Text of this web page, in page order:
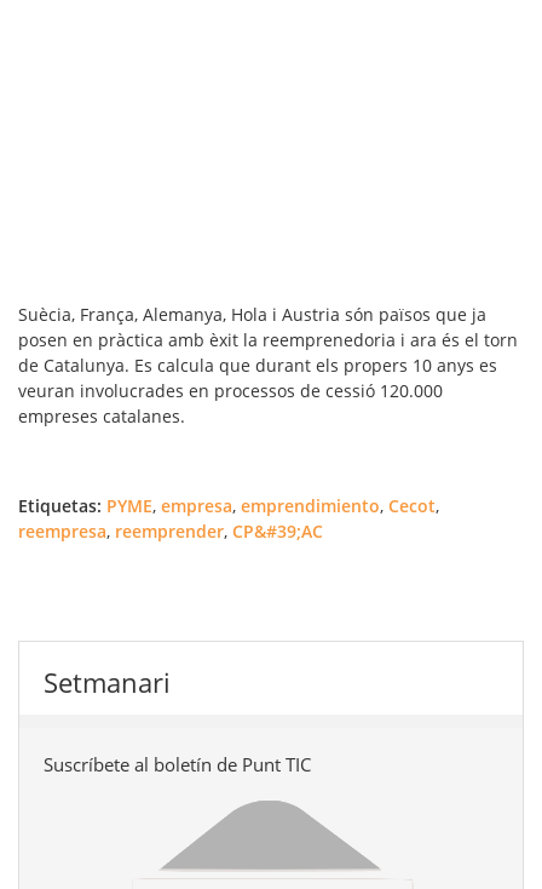
Suècia, França, Alemanya, Hola i Austria són països que ja
posen en pràctica amb èxit la reemprenedoria i ara és el torn
de Catalunya. Es calcula que durant els propers 10 anys es
veuran involucrades en processos de cessió 120.000
empreses catalanes.
Etiquetas: PYME, empresa, emprendimiento, Cecot,
reempresa, reemprender, CP&#39;AC
Setmanari
Suscríbete al boletín de Punt TIC